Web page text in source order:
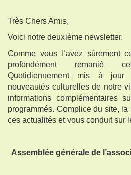
Très Chers Amis,
Voici notre deuxième newsletter.
Comme vous l’avez sûrement
profondément remanié
Quotidiennement mis à
nouveautés culturelles de notre
informations complémentaires
programmés. Complice du site,
ces actualités et vous conduit sur
Assemblée générale de